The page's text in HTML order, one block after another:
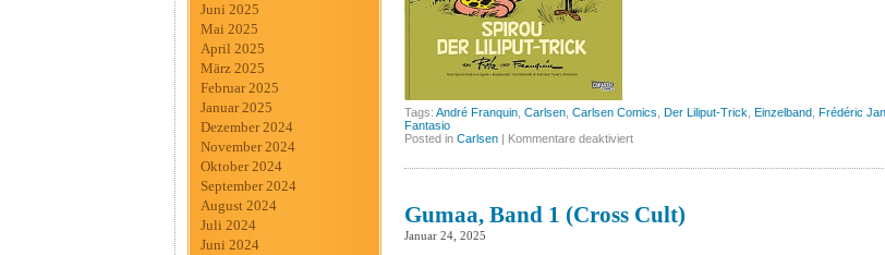
Juni 2025
Mai 2025
April 2025
März 2025
Februar 2025
Januar 2025
Dezember 2024
November 2024
Oktober 2024
September 2024
August 2024
Juli 2024
Juni 2024
Tags: André Franquin, Carlsen, Carlsen Comics, Der Liliput-Trick, Einzelband, Frédéric
Fantasio
Posted in Carlsen Kommentare deaktiviertfür
(Carlsen)
Gumaa, Band 1 (Cross Cult)
Januar 24, 2025